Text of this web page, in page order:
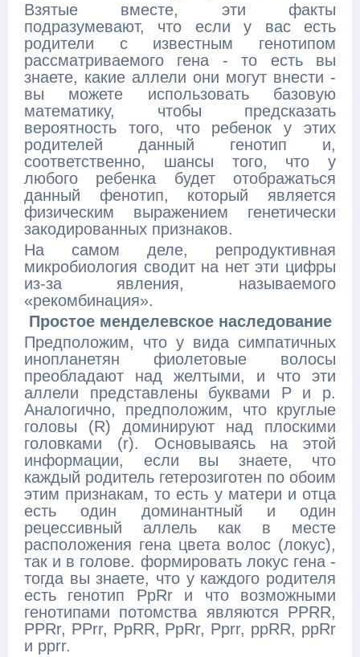
Взятые вместе, эти факты
подразумевают, что если у вас есть
родители с известным генотипом
рассматриваемого гена - то есть вы
знаете, какие аллели они могут внести -
вы можете использовать базовую
математику, чтобы предсказать
вероятность того, что ребенок у этих
родителей данный генотип и,
соответственно, шансы того, что у
любого ребенка будет отображаться
данный фенотип, который является
физическим выражением генетически
закодированных признаков.
На самом деле, репродуктивная
микробиология сводит на нет эти цифры
из-за явления, называемого
«рекомбинация».
Простое менделевское наследование
Предположим, что у вида симпатичных
инопланетян фиолетовые волосы
преобладают над желтыми, и что эти
аллели представлены буквами P и p.
Аналогично, предположим, что круглые
головы (R) доминируют над плоскими
головками (r). Основываясь на этой
информации, если вы знаете, что
каждый родитель гетерозиготен по обоим
этим признакам, то есть у матери и отца
есть один доминантный и один
рецессивный аллель как в месте
расположения гена цвета волос (локус),
так и в голове. формировать локус гена -
тогда вы знаете, что у каждого родителя
есть генотип PpRr и что возможными
генотипами потомства являются PPRR,
PPRr, PPrr, PpRR, PpRr, Pprr, ppRR, ppRr
и pprr.